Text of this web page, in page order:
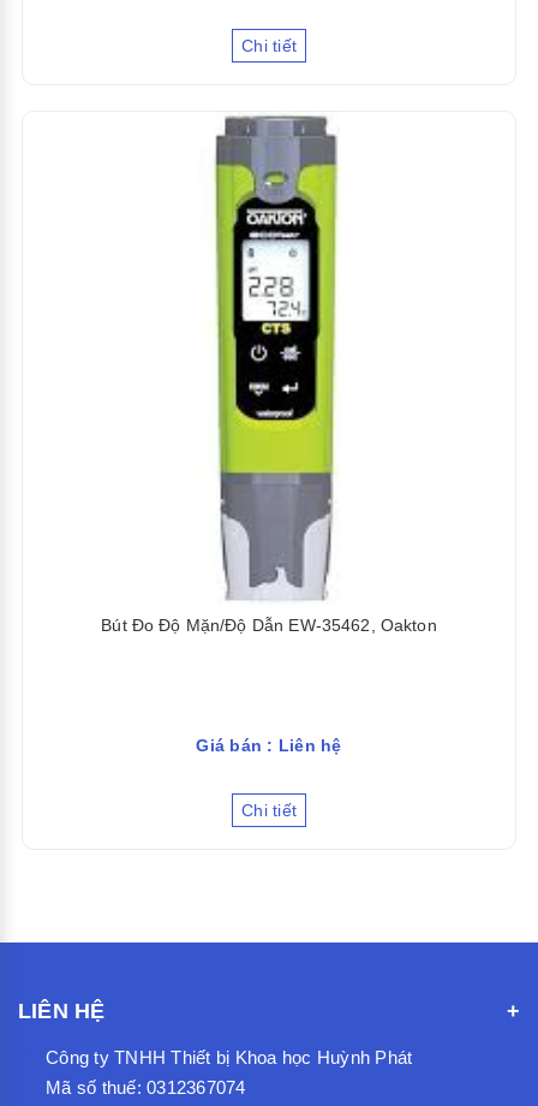
Chi tiết
Bút Đo Độ Mặn/Độ Dẫn EW-35462, Oakton
Giá bán : Liên hệ
Chi tiết
LIÊN HỆ
Công ty TNHH Thiết bị Khoa học Huỳnh Phát
Mã số thuế: 0312367074